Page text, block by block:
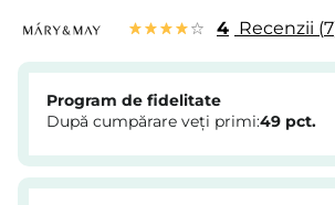
4 Recenzii 7
Program de fidelitate
După cumpărare veți primi:49 pct.